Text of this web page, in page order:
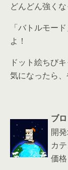
どんどん強く
「バトルモー
よ！
ドット絵ちび
気になったら、
ブ
開
カ
価格